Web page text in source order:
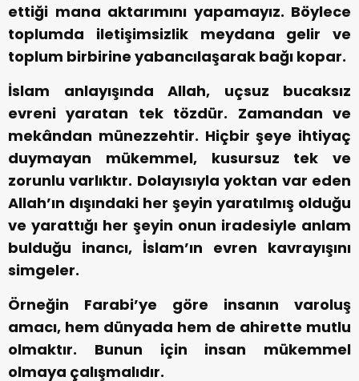
ettiği mana aktarımını yapamayız. Böylece
toplumda iletişimsizlik meydana gelir ve
toplum birbirine yabancılaşarak bağı kopar.
İslam anlayışında Allah, uçsuz bucaksız
evreni yaratan tek tözdür. Zamandan ve
mekândan münezzehtir. Hiçbir şeye ihtiyaç
duymayan mükemmel, kusursuz tek ve
zorunlu varlıktır. Dolayısıyla yoktan var eden
Allah’ın dışındaki her şeyin yaratılmış olduğu
ve yarattığı her şeyin onun iradesiyle anlam
bulduğu inancı, İslam’ın evren kavrayışını
simgeler.
Örneğin Farabi’ye göre insanın varoluş
amacı, hem dünyada hem de ahirette mutlu
olmaktır. Bunun için insan mükemmel
olmaya çalışmalıdır.